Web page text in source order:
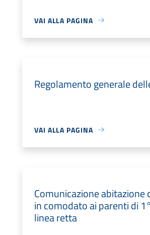
VAI ALLA PAGINA
Regolamento generale
VAI ALLA PAGINA
Comunicazione abitazione
in comodato ai parenti di
linea retta